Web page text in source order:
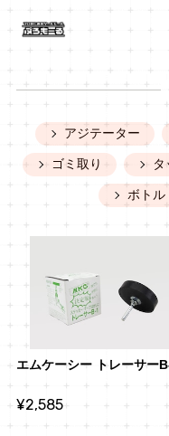
アジテーター
ゴミ取り タ
ボトル
エムケーシー トレーサー
¥2,585